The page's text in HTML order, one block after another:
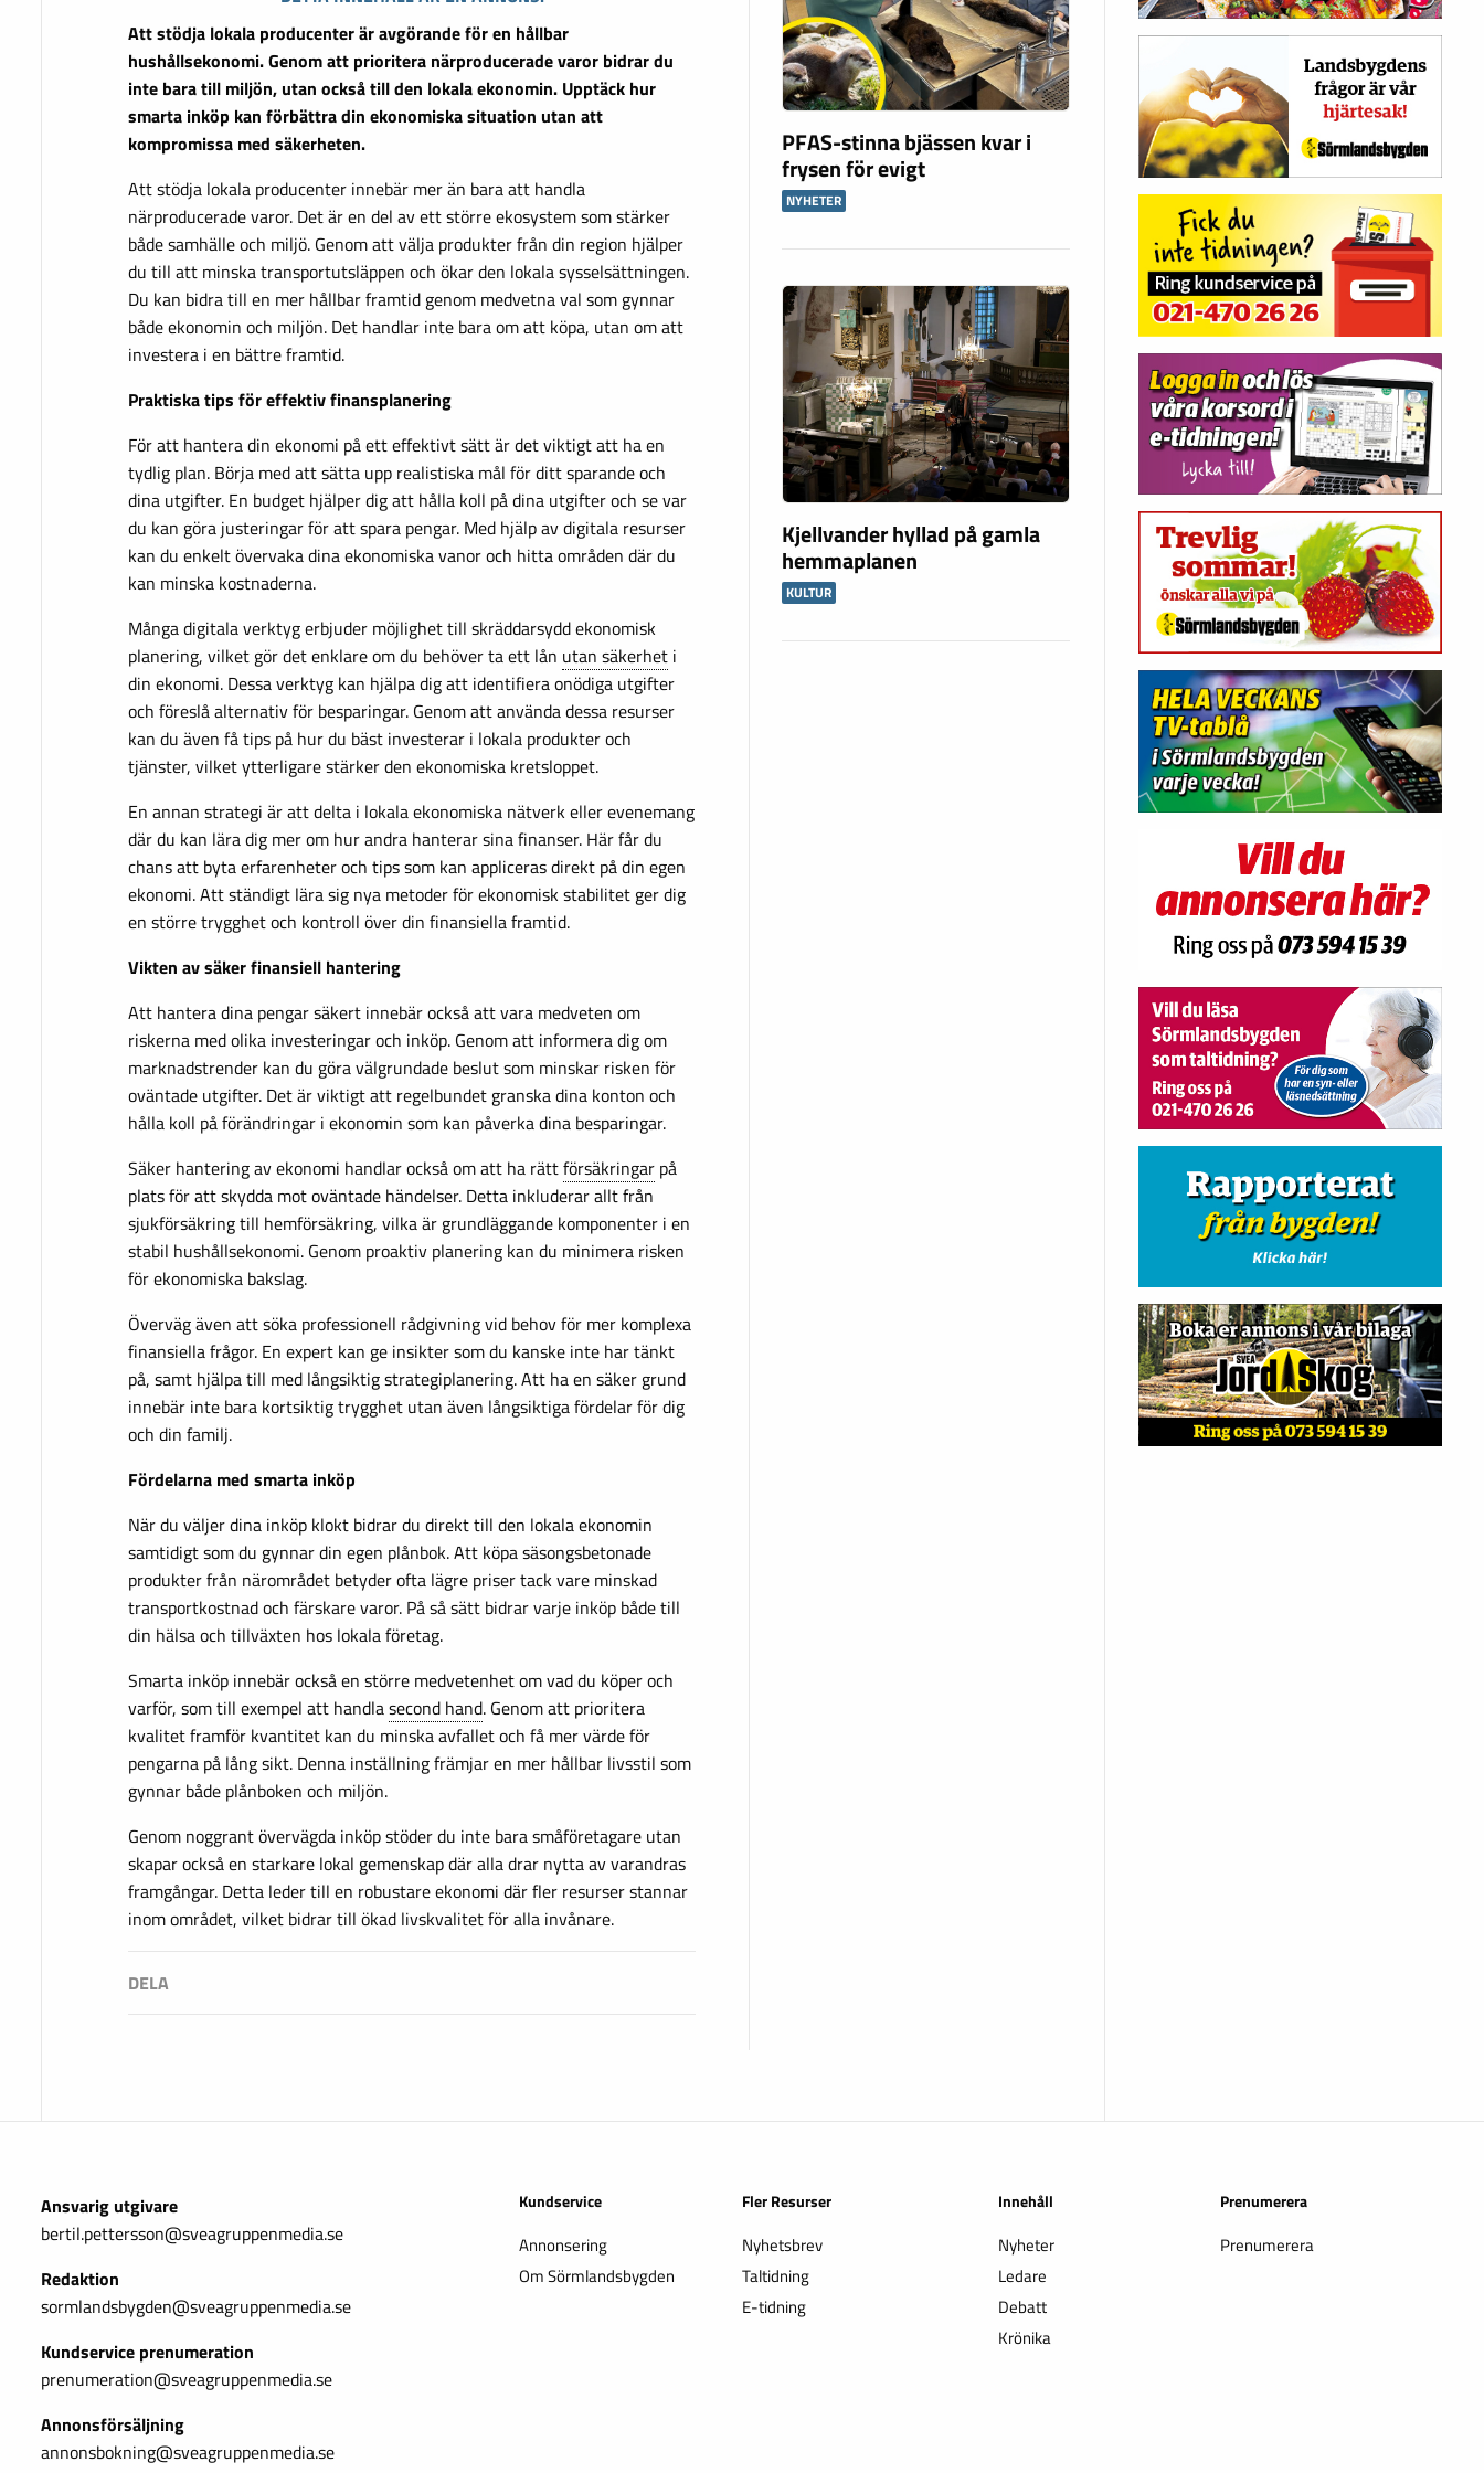
Att stödja lokala producenter är avgörande för en hållbar
hushållsekonomi. Genom att prioritera närproducerade varor bidrar du
inte bara till miljön, utan också till den lokala ekonomin. Upptäck hur
smarta inköp kan förbättra din ekonomiska situation utan att
kompromissa med säkerheten.
Att stödja lokala producenter innebär mer än bara att handla
närproducerade varor. Det är en del av ett större ekosystem som stärker
både samhälle och miljö. Genom att välja produkter från din region hjälper
du till att minska transportutsläppen och ökar den lokala sysselsättningen.
Du kan bidra till en mer hållbar framtid genom medvetna val som gynnar
både ekonomin och miljön. Det handlar inte bara om att köpa, utan om att
investera i en bättre framtid.
Praktiska tips för effektiv finansplanering
För att hantera din ekonomi på ett effektivt sätt är det viktigt att ha en
tydlig plan. Börja med att sätta upp realistiska mål för ditt sparande och
dina utgifter. En budget hjälper dig att hålla koll på dina utgifter och se var
du kan göra justeringar för att spara pengar. Med hjälp av digitala resurser
kan du enkelt övervaka dina ekonomiska vanor och hitta områden där du
kan minska kostnaderna.
Många digitala verktyg erbjuder möjlighet till skräddarsydd ekonomisk
planering, vilket gör det enklare om du behöver ta ett lån utan säkerhet i
din ekonomi. Dessa verktyg kan hjälpa dig att identifiera onödiga utgifter
och föreslå alternativ för besparingar. Genom att använda dessa resurser
kan du även få tips på hur du bäst investerar i lokala produkter och
tjänster, vilket ytterligare stärker den ekonomiska kretsloppet.
En annan strategi är att delta i lokala ekonomiska nätverk eller evenemang
där du kan lära dig mer om hur andra hanterar sina finanser. Här får du
chans att byta erfarenheter och tips som kan appliceras direkt på din egen
ekonomi. Att ständigt lära sig nya metoder för ekonomisk stabilitet ger dig
en större trygghet och kontroll över din finansiella framtid.
Vikten av säker finansiell hantering
Att hantera dina pengar säkert innebär också att vara medveten om
riskerna med olika investeringar och inköp. Genom att informera dig om
marknadstrender kan du göra välgrundade beslut som minskar risken för
oväntade utgifter. Det är viktigt att regelbundet granska dina konton och
hålla koll på förändringar i ekonomin som kan påverka dina besparingar.
Säker hantering av ekonomi handlar också om att ha rättförsäkringar på
plats för att skydda mot oväntade händelser. Detta inkluderar allt från
sjukförsäkring till hemförsäkring, vilka är grundläggande komponenter i en
stabil hushållsekonomi. Genom proaktiv planering kan du minimera risken
för ekonomiska bakslag.
Överväg även att söka professionell rådgivning vid behov för mer komplexa
finansiella frågor. En expert kan ge insikter som du kanske inte har tänkt
på, samt hjälpa till med långsiktig strategiplanering. Att ha en säker grund
innebär inte bara kortsiktig trygghet utan även långsiktiga fördelar för dig
och din familj.
Fördelarna med smarta inköp
När du väljer dina inköp klokt bidrar du direkt till den lokala ekonomin
samtidigt som du gynnar din egen plånbok. Att köpa säsongsbetonade
produkter från närområdet betyder ofta lägre priser tack vare minskad
transportkostnad och färskare varor. På så sätt bidrar varje inköp både till
din hälsa och tillväxten hos lokala företag.
Smarta inköp innebär också en större medvetenhet om vad du köper och
varför, som till exempel att handlasecond hand. Genom att prioritera
kvalitet framför kvantitet kan du minska avfallet och få mer värde för
pengarna på lång sikt. Denna inställning främjar en mer hållbar livsstil som
gynnar både plånboken och miljön.
Genom noggrant övervägda inköp stöder du inte bara småföretagare utan
skapar också en starkare lokal gemenskap där alla drar nytta av varandras
framgångar. Detta leder till en robustare ekonomi där fler resurser stannar
inom området, vilket bidrar till ökad livskvalitet för alla invånare.
PFAS-stinna bjässen kvar i
frysen för evigt
NYHETER
Kjellvander hyllad på gamla
hemmaplanen
KULTUR
Ansvarig utgivare
bertil.pettersson@sveagruppenmedia.se
Redaktion
sormlandsbygden@sveagruppenmedia.se
Kundservice prenumeration
prenumeration@sveagruppenmedia.se
Annonsförsäljning
annonsbokning@sveagruppenmedia.se
Kundservice
Annonsering
Om Sörmlandsbygden
Fler Resurser
Nyhetsbrev
Taltidning
E-tidning
Innehåll
Nyheter
Ledare
Debatt
Krönika
Prenumerera
Prenumerera